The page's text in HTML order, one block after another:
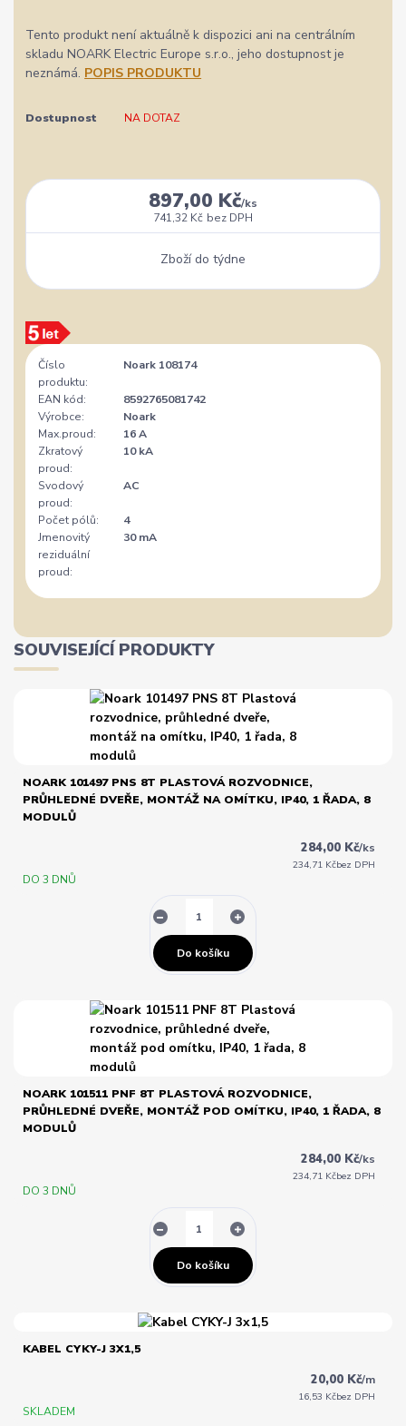
Tento produkt není aktuálně k dispozici ani na centrálním
skladu NOARK Electric Europe s.r.o., jeho dostupnost je
neznámá. POPIS PRODUKTU
Dostupnost NA DOTAZ
897,00 Kč/ks
741,32 Kč bez DPH
Zboží do týdne
Číslo
produktu:
Noark 108174
EAN kód:
8592765081742
Výrobce:
Noark
Max.proud:
16 A
Zkratový
proud:
10 kA
Svodový
proud:
AC
Počet pólů:
4
Jmenovitý
reziduální
proud:
30 mA
SOUVISEJÍCÍ PRODUKTY
NOARK 101497 PNS 8T PLASTOVÁ ROZVODNICE,
PRŮHLEDNÉ DVEŘE, MONTÁŽ NA OMÍTKU, IP40, 1 ŘADA, 8
MODULŮ
284,00 Kč/ks
234,71 Kčbez DPH
DO 3 DNŮ
Do košíku
NOARK 101511 PNF 8T PLASTOVÁ ROZVODNICE,
PRŮHLEDNÉ DVEŘE, MONTÁŽ POD OMÍTKU, IP40, 1 ŘADA, 8
MODULŮ
284,00 Kč/ks
234,71 Kčbez DPH
DO 3 DNŮ
Do košíku
KABEL CYKY-J 3X1,5
20,00 Kč/m
16,53 Kčbez DPH
SKLADEM